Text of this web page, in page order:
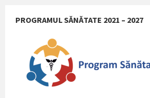
PROGRAMUL SĂNĂTATE 2021 – 2027